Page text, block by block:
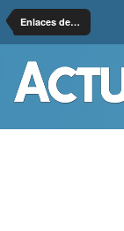
Enlaces de Interés Sims 4